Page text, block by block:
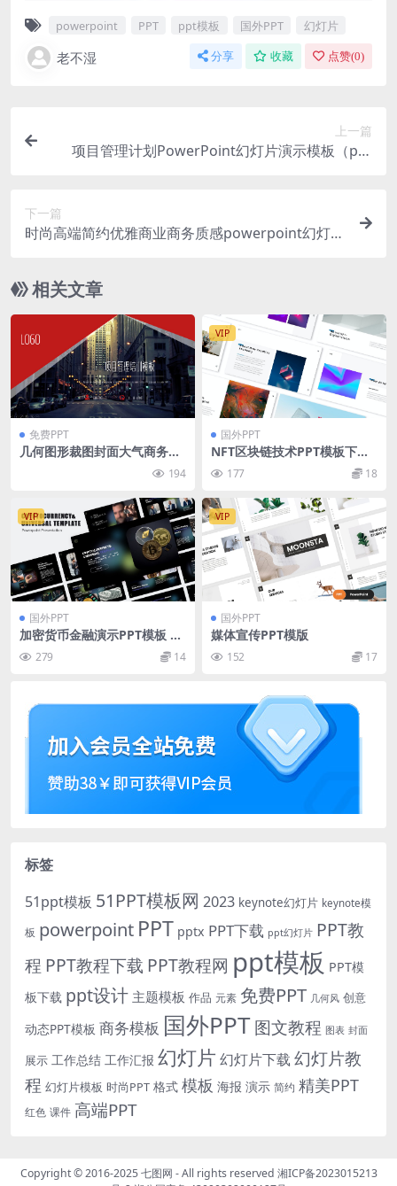
powerpoint PPT ppt模板 国外PPT 幻灯片
老不湿 分享 收藏 点赞(0)
上一篇
项目管理计划PowerPoint幻灯片演示模板（ppt
下一篇
时尚高端简约优雅商业商务质感powerpoint幻灯片
相关文章
免费PPT
几何图形裁图封面大气商务风
年度总结工作汇报ppt模板 194
VIP
国外PPT
NFT区块链技术PPT模板下载
（PPTX）
177 18
VIP
国外PPT
加密货币金融演示PPT模板 Cr
yptocurrency PowerPoint T
emplate
279 14
VIP
国外PPT
媒体宣传PPT模版
152 17
标签
51ppt模板 51PPT模板网 2023 keynote幻灯片 keynote模
板 powerpoint PPT pptx PPT下载 ppt幻灯片 PPT教
程 PPT教程下载 PPT教程网 ppt模板 PPT模
板下载 ppt设计 主题模板 作品 元素 免费PPT 几何风 创意
动态PPT模板 商务模板 国外PPT图文教程 图表 封面
展示 工作总结 工作汇报 幻灯片 幻灯片下载 幻灯片教
程 幻灯片模板 时尚PPT 格式 模板 海报 演示 简约 精美PPT
红色 课件 高端PPT
Copyright © 2016-2025七图网 - All rights reserved 湘ICP备2023015213